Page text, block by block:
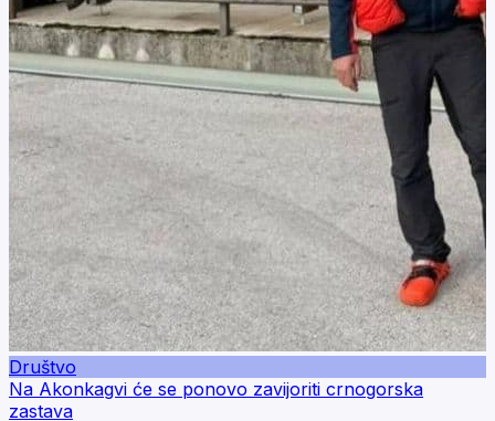
Društvo
Na Akonkagvi će se ponovo zavijoriti crnogorska
zastava